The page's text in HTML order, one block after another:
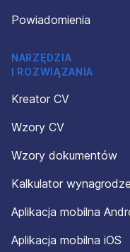
Powiadomienia
NARZĘDZIA
I ROZWIĄZANIA
Kreator CV
Wzory CV
Wzory dokumentów
Kalkulator
Aplikacja mobilna
Aplikacja mobilna iOS